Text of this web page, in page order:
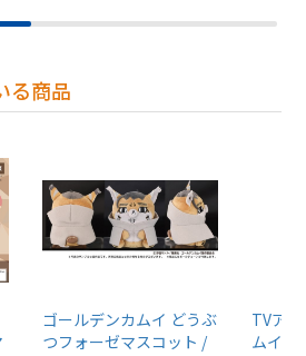
る商品
ゴールデンカムイ どうぶ
つフォーゼマスコット /
TVア
ムイ』